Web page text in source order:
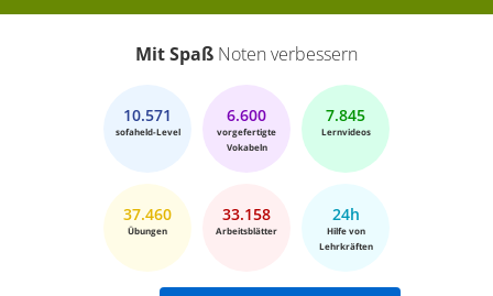
Mit Spaß Noten verbessern
10.571
sofaheld-Level
6.600
vorgefertigte
Vokabeln
7.845
Lernvideos
37.460
Übungen
33.158
Arbeitsblätter
24h
Hilfe von
Lehrkräften